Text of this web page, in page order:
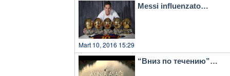
Messi influenzato…
Mart 10, 2016 15:29
“Вниз по течению”…